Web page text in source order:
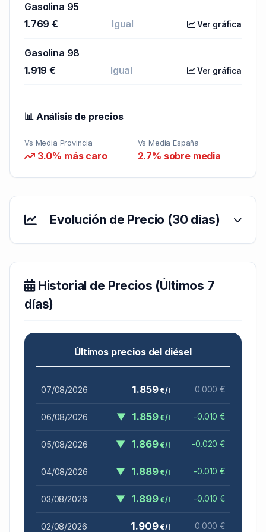
Gasolina 95
1.769 €
Igual Ver gráfica
Gasolina 98
1.919 €
Igual Ver gráfica
📊 Análisis de precios
Vs Media Provincia
3.0% más caro
Vs Media España
2.7% sobre media
Evolución de Precio (30 días)
Historial de Precios (Últimos 7
días)
Últimos precios del diésel
07/08/2026 1.859€/l 0.000 €
06/08/2026 ▼ 1.859€/l -0.010 €
05/08/2026 ▼ 1.869€/l -0.020 €
04/08/2026 ▼ 1.889€/l -0.010 €
03/08/2026 ▼ 1.899€/l -0.010 €
02/08/2026 1.909€/l 0.000 €